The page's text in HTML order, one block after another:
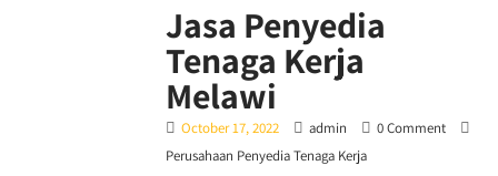
Jasa Penyedia
Tenaga Kerja
Melawi
October 17, 2022 admin
0 Comment
Perusahaan Penyedia Tenaga Kerja